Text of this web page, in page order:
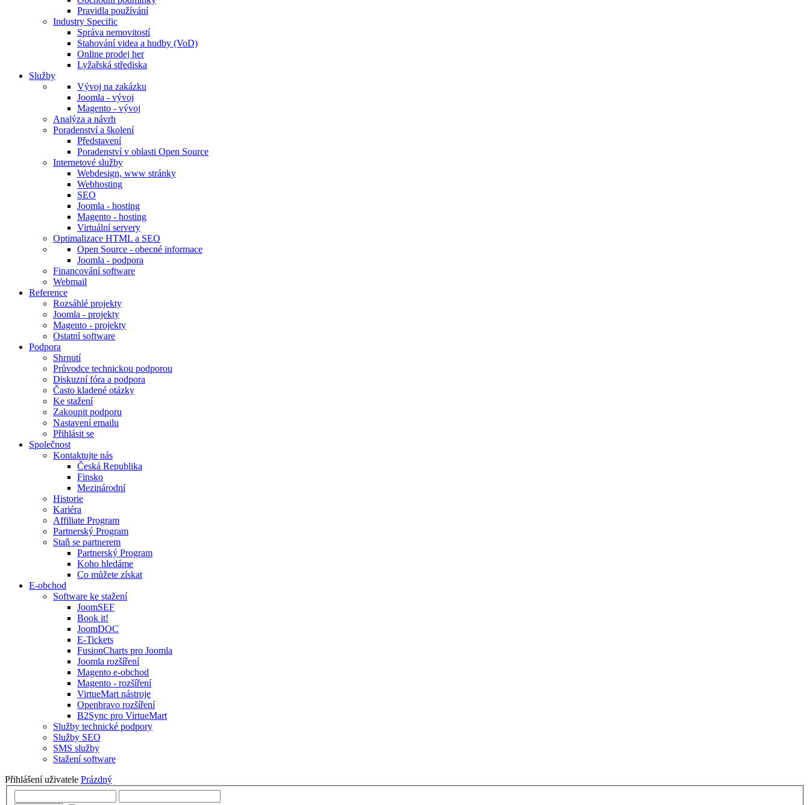
Pravidla používání
Industry Specific
Správa nemovitostí
Stahování videa a hudby (VoD)
Online prodej her
Lyžařská střediska
Služby
Vývoj na zakázku
Joomla - vývoj
Magento - vývoj
Analýza a návrh
Poradenství a školení
Představení
Poradenství v oblasti Open Source
Internetové služby
Webdesign, www stránky
Webhosting
SEO
Joomla - hosting
Magento - hosting
Virtuální servery
Optimalizace HTML a SEO
Open Source - obecné informace
Joomla - podpora
Financování software
Webmail
Reference
Rozsáhlé projekty
Joomla - projekty
Magento - projekty
Ostatní software
Podpora
Shrnutí
Průvodce technickou podporou
Diskuzní fóra a podpora
Často kladené otázky
Ke stažení
Zakoupit podporu
Nastavení emailu
Přihlásit se
Společnost
Kontaktujte nás
Česká Republika
Finsko
Mezinárodní
Historie
Kariéra
Affiliate Program
Partnerský Program
Staň se partnerem
Partnerský Program
Koho hledáme
Co můžete získat
E-obchod
Software ke stažení
JoomSEF
Book it!
JoomDOC
E-Tickets
FusionCharts pro Joomla
Joomla rozšíření
Magento e-obchod
Magento - rozšíření
VirtueMart nástroje
Openbravo rozšíření
B2Sync pro VirtueMart
Služby technické podpory
Služby SEO
SMS služby
Stažení software
Přihlášení uživatele Prázdný